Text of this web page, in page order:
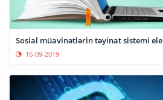
Sosial müavinətlərin təyinat sistemi
16-09-2019